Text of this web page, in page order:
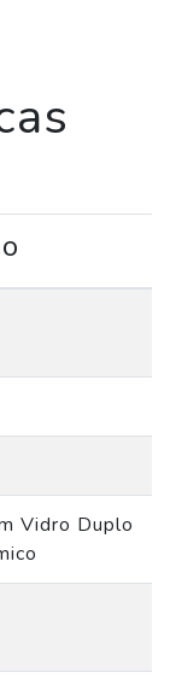
Vidro Duplo